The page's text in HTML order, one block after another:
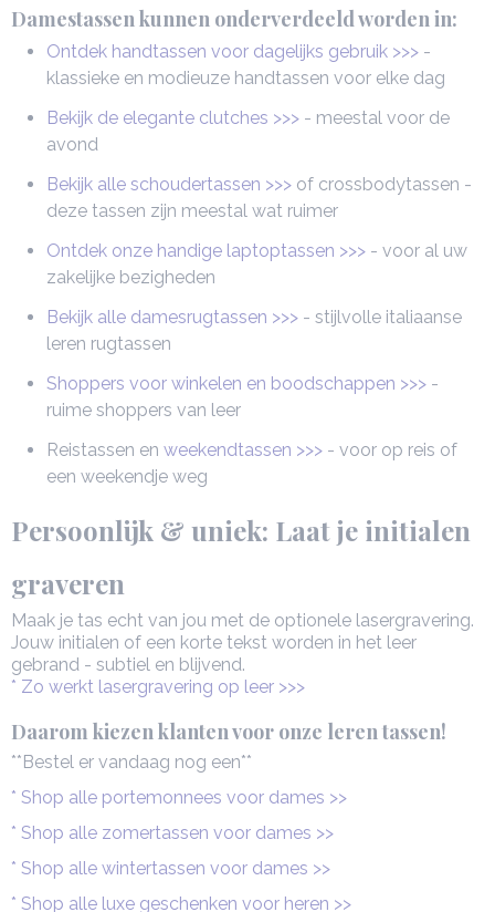
Damestassen kunnen onderverdeeld worden in:
Ontdek handtassen voor dagelijks gebruik >>> -
klassieke en modieuze handtassen voor elke dag
Bekijk de elegante clutches >>> - meestal voor de
avond
Bekijk alle schoudertassen >>> of crossbodytassen -
deze tassen zijn meestal wat ruimer
Ontdek onze handige laptoptassen >>> - voor al uw
zakelijke bezigheden
Bekijk alle damesrugtassen >>> - stijlvolle italiaanse
leren rugtassen
Shoppers voor winkelen en boodschappen >>> -
ruime shoppers van leer
Reistassen en weekendtassen >>> - voor op reis of
een weekendje weg
Persoonlijk & uniek: Laat je initialen
graveren
Maak je tas echt van jou met de optionele lasergravering.
Jouw initialen of een korte tekst worden in het leer
gebrand - subtiel en blijvend.
* Zo werkt lasergravering op leer >>>
Daarom kiezen klanten voor onze leren tassen!
**Bestel er vandaag nog een**
* Shop alle portemonnees voor dames >>
* Shop alle zomertassen voor dames >>
* Shop alle wintertassen voor dames >>
* Shop alle luxe geschenken voor heren >>